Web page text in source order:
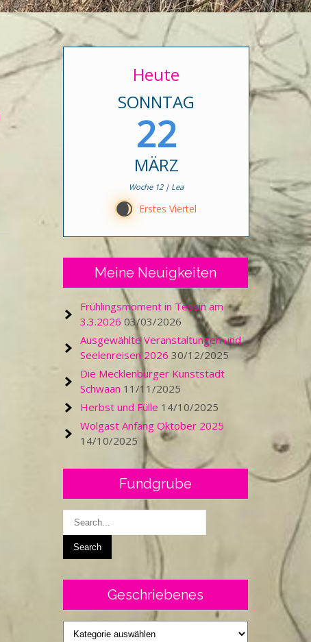
Heute
SONNTAG
22
MÄRZ
Woche 12 | Lea
D Erstes Viertel
Meine Neuigkeiten
Frühlingsmoment in Tessin am
3.3.2026 03/03/2026
Ausgewählte Veranstaltungen und
Seelenreisen 2026 30/12/2025
Die Mecklenburger Kunststadt
Schwaan 11/11/2025
Herbst und Fülle 14/10/2025
Wolgast Anfang Oktober 2025
14/10/2025
Fundgrube
Geschriebenes
Geschriebenes